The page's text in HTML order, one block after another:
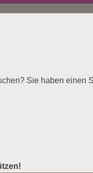
Sie haben einen